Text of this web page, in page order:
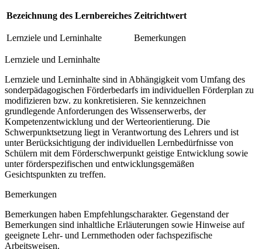
Bezeichnung des Lernbereiches Zeitrichtwert
Lernziele und Lerninhalte Bemerkungen
Lernziele und Lerninhalte
Lernziele und Lerninhalte sind in Abhängigkeit vom Umfang des
sonderpädagogischen Förderbedarfs im individuellen Förderplan zu
modifizieren bzw. zu konkretisieren. Sie kennzeichnen
grundlegende Anforderungen des Wissenserwerbs, der
Kompetenzentwicklung und der Werteorientierung. Die
Schwerpunktsetzung liegt in Verantwortung des Lehrers und ist
unter Berücksichtigung der individuellen Lernbedürfnisse von
Schülern mit dem Förderschwerpunkt geistige Entwicklung sowie
unter förderspezifischen und entwicklungsgemäßen
Gesichtspunkten zu treffen.
Bemerkungen
Bemerkungen haben Empfehlungscharakter. Gegenstand der
Bemerkungen sind inhaltliche Erläuterungen sowie Hinweise auf
geeignete Lehr- und Lernmethoden oder fachspezifische
Arbeitsweisen.